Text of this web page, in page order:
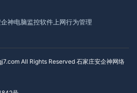
神电脑监控软件 上网行为管理
All Rights Reserved 石家庄安企神网络